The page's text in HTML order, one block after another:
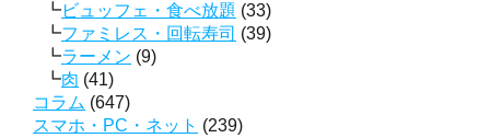
ビュッフェ・食べ放題 (33)
ファミレス・回転寿司 (39)
ラーメン (9)
肉 (41)
コラム (647)
スマホ・PC・ネット (239)